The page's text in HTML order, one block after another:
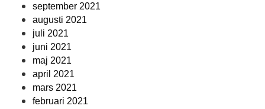
september 2021
augusti 2021
juli 2021
juni 2021
maj 2021
april 2021
mars 2021
februari 2021